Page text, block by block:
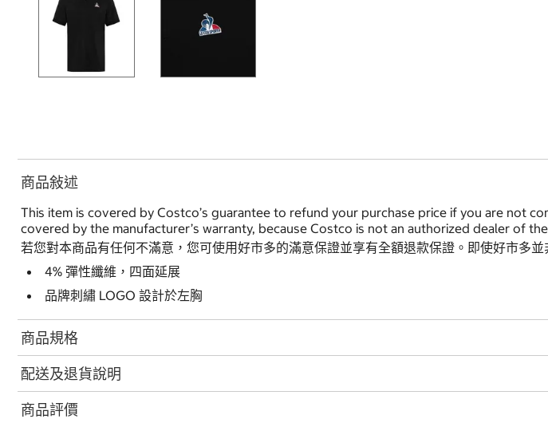
商品敍述
This item is covered by Costco’s guarantee to refund your purchase price if you are not
covered by the manufacturer’s warranty, because Costco is not an authorized dealer of
若您對本商品有任何不滿意，您可使用好市多的滿意保證並享有全額退款保證。即使好市多
4% 彈性纖維，四面延展
品牌刺繡 LOGO 設計於左胸
商品規格
配送及退貨說明
商品評價